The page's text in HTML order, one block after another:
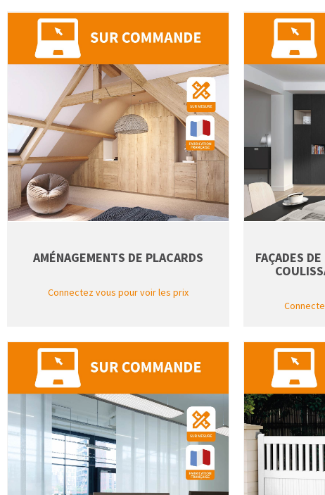
AMÉNAGEMENTS DE PLACARDS
Connectez vous pour voir les prix
FAÇADES